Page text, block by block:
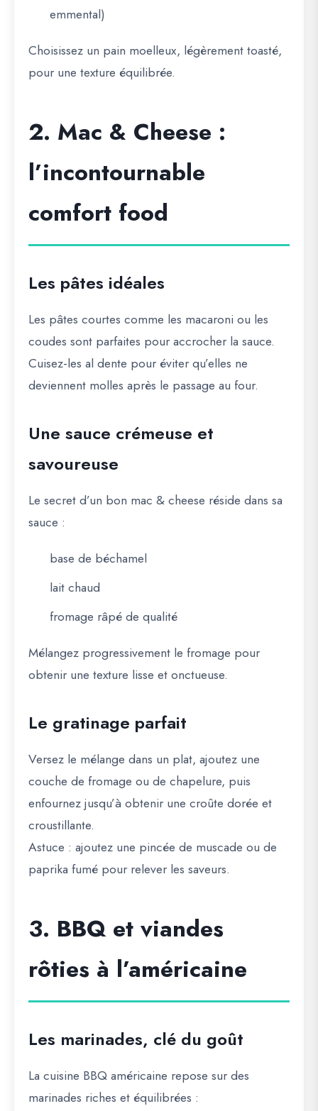
emmental)
Choisissez un pain moelleux, légèrement toasté,
pour une texture équilibrée.
2. Mac & Cheese :
l’incontournable
comfort food
Les pâtes idéales
Les pâtes courtes comme les macaroni ou les
coudes sont parfaites pour accrocher la sauce.
Cuisez-les al dente pour éviter qu’elles ne
deviennent molles après le passage au four.
Une sauce crémeuse et
savoureuse
Le secret d’un bon mac & cheese réside dans sa
sauce :
base de béchamel
lait chaud
fromage râpé de qualité
Mélangez progressivement le fromage pour
obtenir une texture lisse et onctueuse.
Le gratinage parfait
Versez le mélange dans un plat, ajoutez une
couche de fromage ou de chapelure, puis
enfournez jusqu’à obtenir une croûte dorée et
croustillante.
Astuce : ajoutez une pincée de muscade ou de
paprika fumé pour relever les saveurs.
3. BBQ et viandes
rôties à l’américaine
Les marinades, clé du goût
La cuisine BBQ américaine repose sur des
marinades riches et équilibrées :